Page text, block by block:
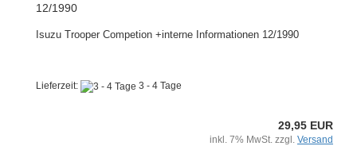
12/1990
Isuzu Trooper Competion +interne Informationen 12/1990
Lieferzeit: 3 - 4 Tage
29,95 EUR
inkl. 7% MwSt. zzgl. Versand